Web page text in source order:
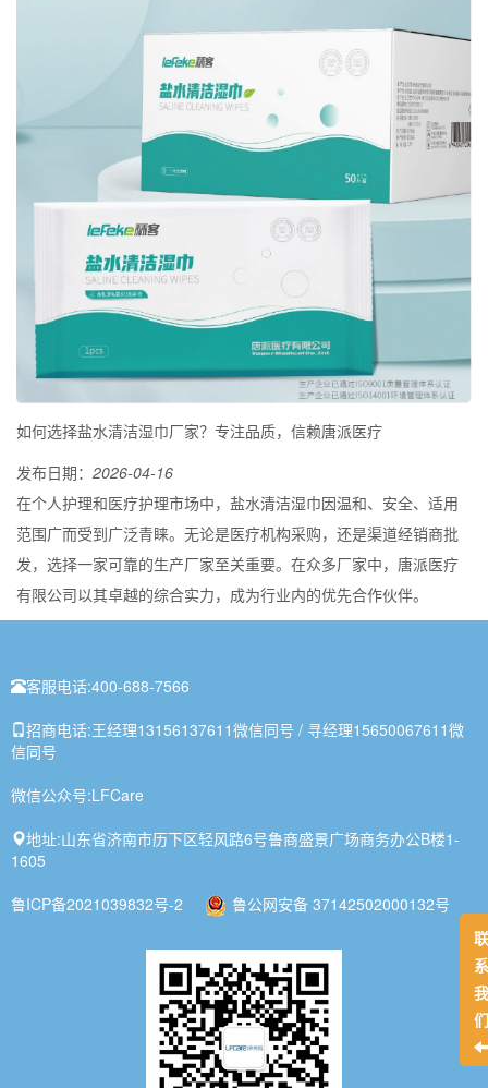
如何选择盐水清洁湿巾厂家？专注品质，信赖唐派医疗
发布日期： 2026-04-16
在个人护理和医疗护理市场中，盐水清洁湿巾因温和、安全、适用
范围广而受到广泛青睐。无论是医疗机构采购，还是渠道经销商批
发，选择一家可靠的生产厂家至关重要。在众多厂家中，唐派医疗
有限公司以其卓越的综合实力，成为行业内的优先合作伙伴。
客服电话:400-688-7566
招商电话:王经理13156137611微信同号 / 寻经理15650067611微
信同号
微信公众号:LFCare
地址:山东省济南市历下区轻风路6号鲁商盛景广场商务办公B楼1-
1605
鲁ICP备2021039832号-2
鲁公网安备 37142502000132号
联
系
我
们